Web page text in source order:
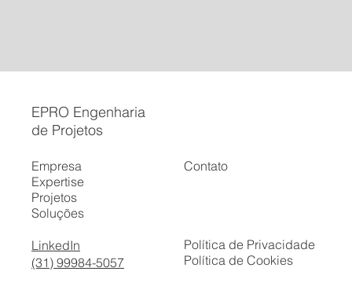
Empresa
Expertise
Projetos
Soluções
Contato
Política de Privacidade
Política de Cookies
LinkedIn
(31) 99984-5057
EPRO Engenharia
de Projetos